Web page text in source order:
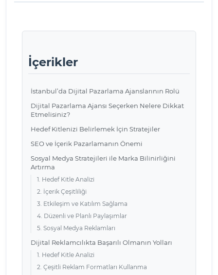
İçerikler
İstanbul’da Dijital Pazarlama Ajanslarının Rolü
Dijital Pazarlama Ajansı Seçerken Nelere Dikkat
Etmelisiniz?
Hedef Kitlenizi Belirlemek İçin Stratejiler
SEO ve İçerik Pazarlamanın Önemi
Sosyal Medya Stratejileri ile Marka Bilinirliğini
Artırma
1. Hedef Kitle Analizi
2. İçerik Çeşitliliği
3. Etkileşim ve Katılım Sağlama
4. Düzenli ve Planlı Paylaşımlar
5. Sosyal Medya Reklamları
Dijital Reklamcılıkta Başarılı Olmanın Yolları
1. Hedef Kitle Analizi
2. Çeşitli Reklam Formatları Kullanma